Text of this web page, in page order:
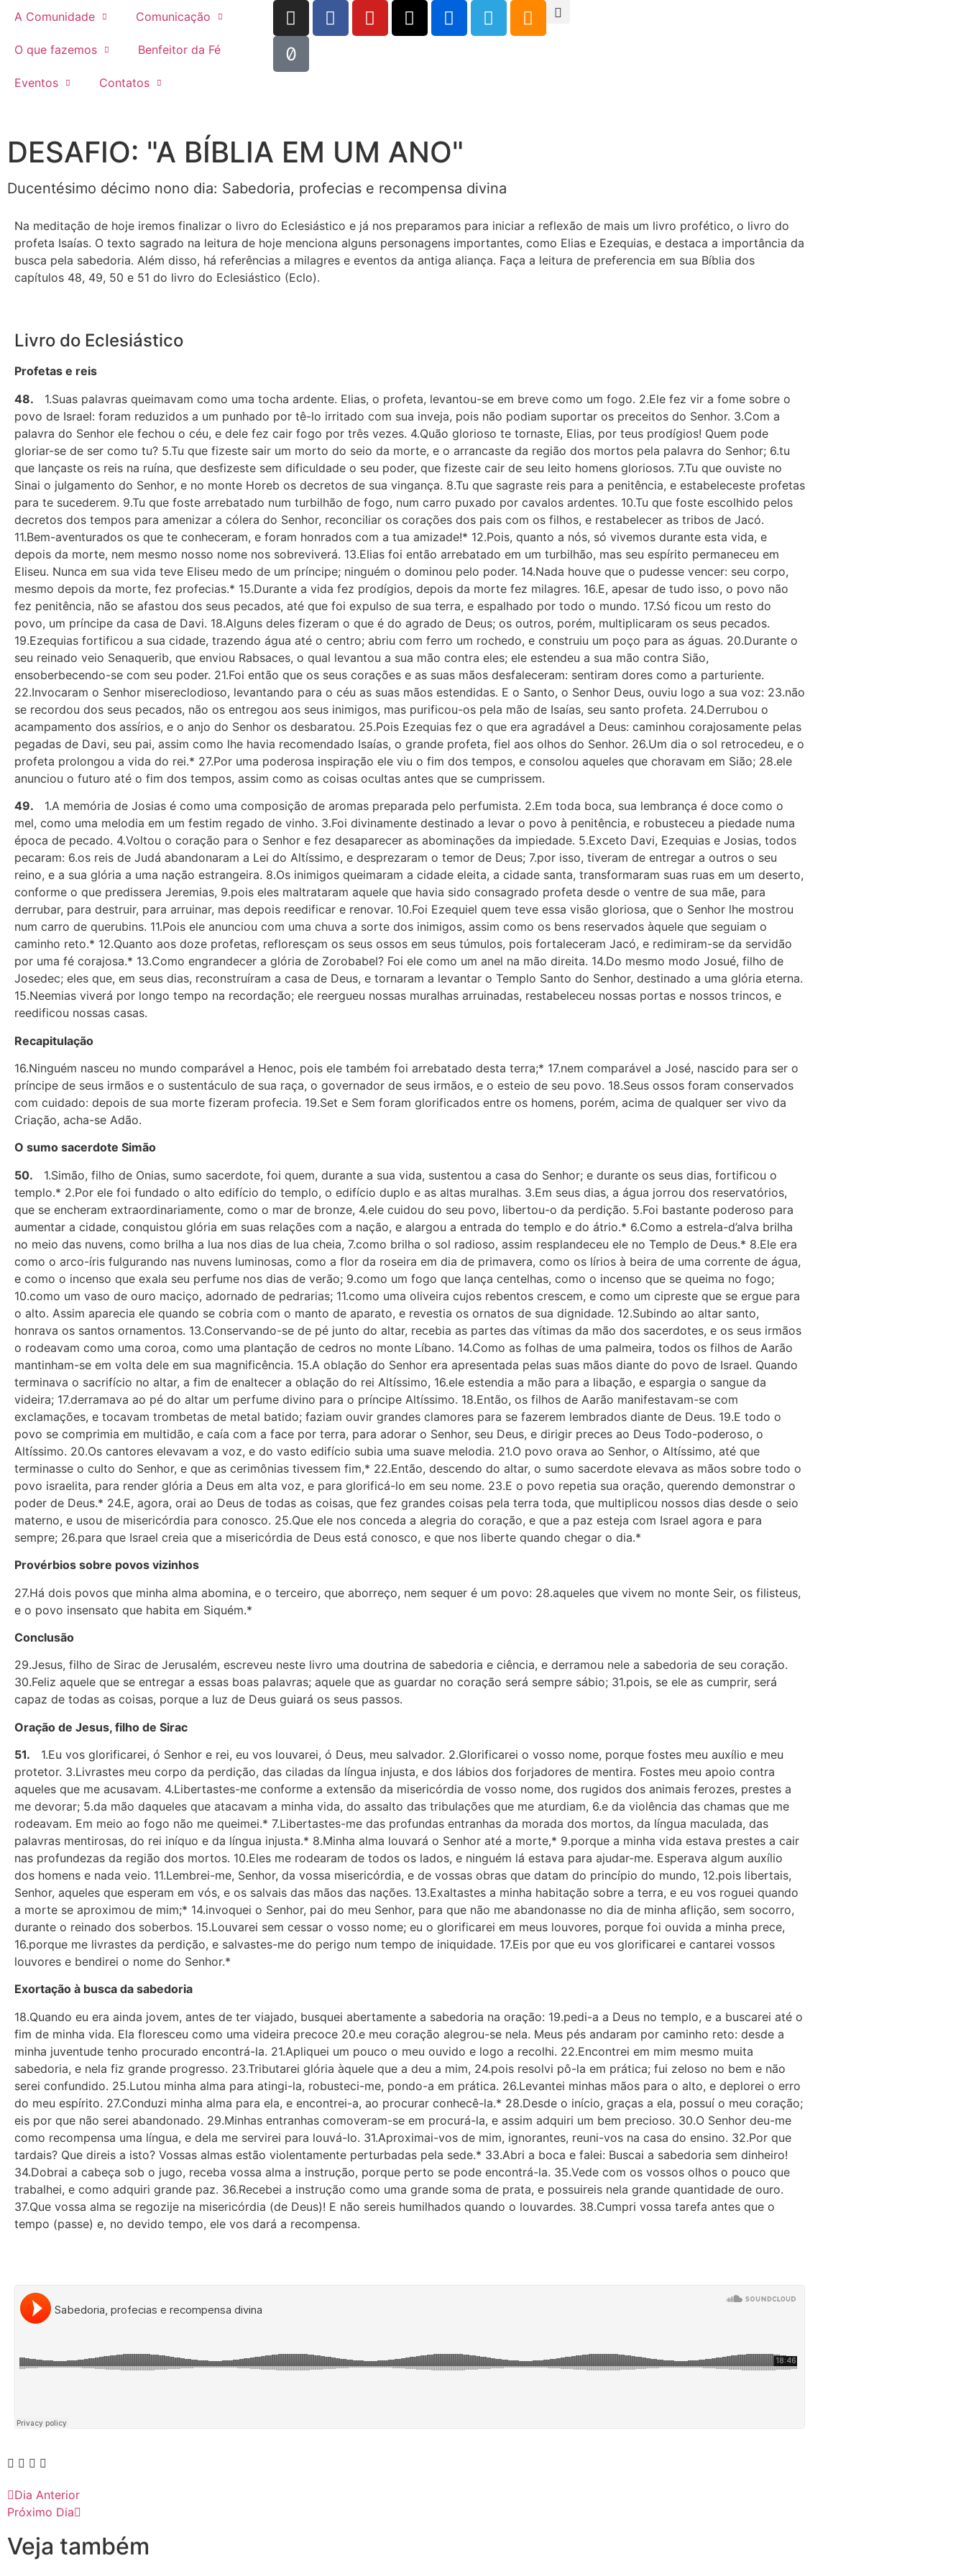
A Comunidade Comunicação
O que fazemos Benfeitor da Fé
Eventos Contatos
DESAFIO: "A BÍBLIA EM UM ANO"
Ducentésimo décimo nono dia: Sabedoria, profecias e recompensa divina
Na meditação de hoje iremos finalizar o livro do Eclesiástico e já nos preparamos para iniciar a reflexão de mais um livro profético, o livro do
profeta Isaías. O texto sagrado na leitura de hoje menciona alguns personagens importantes, como Elias e Ezequias, e destaca a importância da
busca pela sabedoria. Além disso, há referências a milagres e eventos da antiga aliança. Faça a leitura de preferencia em sua Bíblia dos
capítulos 48, 49, 50 e 51 do livro do Eclesiástico (Eclo).
Livro do Eclesiástico
Profetas e reis
48. 1.Suas palavras queimavam como uma tocha ardente. Elias, o profeta, levantou-se em breve como um fogo. 2.Ele fez vir a fome sobre o
povo de Israel: foram reduzidos a um punhado por tê-lo irritado com sua inveja, pois não podiam suportar os preceitos do Senhor. 3.Com a
palavra do Senhor ele fechou o céu, e dele fez cair fogo por três vezes. 4.Quão glorioso te tornaste, Elias, por teus prodígios! Quem pode
gloriar-se de ser como tu? 5.Tu que fizeste sair um morto do seio da morte, e o arrancaste da região dos mortos pela palavra do Senhor; 6.tu
que lançaste os reis na ruína, que desfizeste sem dificuldade o seu poder, que fizeste cair de seu leito homens gloriosos. 7.Tu que ouviste no
Sinai o julgamento do Senhor, e no monte Horeb os decretos de sua vingança. 8.Tu que sagraste reis para a penitência, e estabeleceste profetas
para te sucederem. 9.Tu que foste arrebatado num turbilhão de fogo, num carro puxado por cavalos ardentes. 10.Tu que foste escolhido pelos
decretos dos tempos para amenizar a cólera do Senhor, reconciliar os corações dos pais com os filhos, e restabelecer as tribos de Jacó.
11.Bem-aventurados os que te conheceram, e foram honrados com a tua amizade!* 12.Pois, quanto a nós, só vivemos durante esta vida, e
depois da morte, nem mesmo nosso nome nos sobreviverá. 13.Elias foi então arrebatado em um turbilhão, mas seu espírito permaneceu em
Eliseu. Nunca em sua vida teve Eliseu medo de um príncipe; ninguém o dominou pelo poder. 14.Nada houve que o pudesse vencer: seu corpo,
mesmo depois da morte, fez profecias.* 15.Durante a vida fez prodígios, depois da morte fez milagres. 16.E, apesar de tudo isso, o povo não
fez penitência, não se afastou dos seus pecados, até que foi expulso de sua terra, e espalhado por todo o mundo. 17.Só ficou um resto do
povo, um príncipe da casa de Davi. 18.Alguns deles fizeram o que é do agrado de Deus; os outros, porém, multiplicaram os seus pecados.
19.Ezequias fortificou a sua cidade, trazendo água até o centro; abriu com ferro um rochedo, e construiu um poço para as águas. 20.Durante o
seu reinado veio Senaquerib, que enviou Rabsaces, o qual levantou a sua mão contra eles; ele estendeu a sua mão contra Sião,
ensoberbecendo-se com seu poder. 21.Foi então que os seus corações e as suas mãos desfaleceram: sentiram dores como a parturiente.
22.Invocaram o Senhor misereclodioso, levantando para o céu as suas mãos estendidas. E o Santo, o Senhor Deus, ouviu logo a sua voz: 23.não
se recordou dos seus pecados, não os entregou aos seus inimigos, mas purificou-os pela mão de Isaías, seu santo profeta. 24.Derrubou o
acampamento dos assírios, e o anjo do Senhor os desbaratou. 25.Pois Ezequias fez o que era agradável a Deus: caminhou corajosamente pelas
pegadas de Davi, seu pai, assim como lhe havia recomendado Isaías, o grande profeta, fiel aos olhos do Senhor. 26.Um dia o sol retrocedeu, e o
profeta prolongou a vida do rei.* 27.Por uma poderosa inspiração ele viu o fim dos tempos, e consolou aqueles que choravam em Sião; 28.ele
anunciou o futuro até o fim dos tempos, assim como as coisas ocultas antes que se cumprissem.
49. 1.A memória de Josias é como uma composição de aromas preparada pelo perfumista. 2.Em toda boca, sua lembrança é doce como o
mel, como uma melodia em um festim regado de vinho. 3.Foi divinamente destinado a levar o povo à penitência, e robusteceu a piedade numa
época de pecado. 4.Voltou o coração para o Senhor e fez desaparecer as abominações da impiedade. 5.Exceto Davi, Ezequias e Josias, todos
pecaram: 6.os reis de Judá abandonaram a Lei do Altíssimo, e desprezaram o temor de Deus; 7.por isso, tiveram de entregar a outros o seu
reino, e a sua glória a uma nação estrangeira. 8.Os inimigos queimaram a cidade eleita, a cidade santa, transformaram suas ruas em um deserto,
conforme o que predissera Jeremias, 9.pois eles maltrataram aquele que havia sido consagrado profeta desde o ventre de sua mãe, para
derrubar, para destruir, para arruinar, mas depois reedificar e renovar. 10.Foi Ezequiel quem teve essa visão gloriosa, que o Senhor lhe mostrou
num carro de querubins. 11.Pois ele anunciou com uma chuva a sorte dos inimigos, assim como os bens reservados àquele que seguiam o
caminho reto.* 12.Quanto aos doze profetas, refloresçam os seus ossos em seus túmulos, pois fortaleceram Jacó, e redimiram-se da servidão
por uma fé corajosa.* 13.Como engrandecer a glória de Zorobabel? Foi ele como um anel na mão direita. 14.Do mesmo modo Josué, filho de
Josedec; eles que, em seus dias, reconstruíram a casa de Deus, e tornaram a levantar o Templo Santo do Senhor, destinado a uma glória eterna.
15.Neemias viverá por longo tempo na recordação; ele reergueu nossas muralhas arruinadas, restabeleceu nossas portas e nossos trincos, e
reedificou nossas casas.
Recapitulação
16.Ninguém nasceu no mundo comparável a Henoc, pois ele também foi arrebatado desta terra;* 17.nem comparável a José, nascido para ser o
príncipe de seus irmãos e o sustentáculo de sua raça, o governador de seus irmãos, e o esteio de seu povo. 18.Seus ossos foram conservados
com cuidado: depois de sua morte fizeram profecia. 19.Set e Sem foram glorificados entre os homens, porém, acima de qualquer ser vivo da
Criação, acha-se Adão.
O sumo sacerdote Simão
50. 1.Simão, filho de Onias, sumo sacerdote, foi quem, durante a sua vida, sustentou a casa do Senhor; e durante os seus dias, fortificou o
templo.* 2.Por ele foi fundado o alto edifício do templo, o edifício duplo e as altas muralhas. 3.Em seus dias, a água jorrou dos reservatórios,
que se encheram extraordinariamente, como o mar de bronze, 4.ele cuidou do seu povo, libertou-o da perdição. 5.Foi bastante poderoso para
aumentar a cidade, conquistou glória em suas relações com a nação, e alargou a entrada do templo e do átrio.* 6.Como a estrela-d’alva brilha
no meio das nuvens, como brilha a lua nos dias de lua cheia, 7.como brilha o sol radioso, assim resplandeceu ele no Templo de Deus.* 8.Ele era
como o arco-íris fulgurando nas nuvens luminosas, como a flor da roseira em dia de primavera, como os lírios à beira de uma corrente de água,
e como o incenso que exala seu perfume nos dias de verão; 9.como um fogo que lança centelhas, como o incenso que se queima no fogo;
10.como um vaso de ouro maciço, adornado de pedrarias; 11.como uma oliveira cujos rebentos crescem, e como um cipreste que se ergue para
o alto. Assim aparecia ele quando se cobria com o manto de aparato, e revestia os ornatos de sua dignidade. 12.Subindo ao altar santo,
honrava os santos ornamentos. 13.Conservando-se de pé junto do altar, recebia as partes das vítimas da mão dos sacerdotes, e os seus irmãos
o rodeavam como uma coroa, como uma plantação de cedros no monte Líbano. 14.Como as folhas de uma palmeira, todos os filhos de Aarão
mantinham-se em volta dele em sua magnificência. 15.A oblação do Senhor era apresentada pelas suas mãos diante do povo de Israel. Quando
terminava o sacrifício no altar, a fim de enaltecer a oblação do rei Altíssimo, 16.ele estendia a mão para a libação, e espargia o sangue da
videira; 17.derramava ao pé do altar um perfume divino para o príncipe Altíssimo. 18.Então, os filhos de Aarão manifestavam-se com
exclamações, e tocavam trombetas de metal batido; faziam ouvir grandes clamores para se fazerem lembrados diante de Deus. 19.E todo o
povo se comprimia em multidão, e caía com a face por terra, para adorar o Senhor, seu Deus, e dirigir preces ao Deus Todo-poderoso, o
Altíssimo. 20.Os cantores elevavam a voz, e do vasto edifício subia uma suave melodia. 21.O povo orava ao Senhor, o Altíssimo, até que
terminasse o culto do Senhor, e que as cerimônias tivessem fim,* 22.Então, descendo do altar, o sumo sacerdote elevava as mãos sobre todo o
povo israelita, para render glória a Deus em alta voz, e para glorificá-lo em seu nome. 23.E o povo repetia sua oração, querendo demonstrar o
poder de Deus.* 24.E, agora, orai ao Deus de todas as coisas, que fez grandes coisas pela terra toda, que multiplicou nossos dias desde o seio
materno, e usou de misericórdia para conosco. 25.Que ele nos conceda a alegria do coração, e que a paz esteja com Israel agora e para
sempre; 26.para que Israel creia que a misericórdia de Deus está conosco, e que nos liberte quando chegar o dia.*
Provérbios sobre povos vizinhos
27.Há dois povos que minha alma abomina, e o terceiro, que aborreço, nem sequer é um povo: 28.aqueles que vivem no monte Seir, os filisteus,
e o povo insensato que habita em Siquém.*
Conclusão
29.Jesus, filho de Sirac de Jerusalém, escreveu neste livro uma doutrina de sabedoria e ciência, e derramou nele a sabedoria de seu coração.
30.Feliz aquele que se entregar a essas boas palavras; aquele que as guardar no coração será sempre sábio; 31.pois, se ele as cumprir, será
capaz de todas as coisas, porque a luz de Deus guiará os seus passos.
Oração de Jesus, filho de Sirac
51. 1.Eu vos glorificarei, ó Senhor e rei, eu vos louvarei, ó Deus, meu salvador. 2.Glorificarei o vosso nome, porque fostes meu auxílio e meu
protetor. 3.Livrastes meu corpo da perdição, das ciladas da língua injusta, e dos lábios dos forjadores de mentira. Fostes meu apoio contra
aqueles que me acusavam. 4.Libertastes-me conforme a extensão da misericórdia de vosso nome, dos rugidos dos animais ferozes, prestes a
me devorar; 5.da mão daqueles que atacavam a minha vida, do assalto das tribulações que me aturdiam, 6.e da violência das chamas que me
rodeavam. Em meio ao fogo não me queimei.* 7.Libertastes-me das profundas entranhas da morada dos mortos, da língua maculada, das
palavras mentirosas, do rei iníquo e da língua injusta.* 8.Minha alma louvará o Senhor até a morte,* 9.porque a minha vida estava prestes a cair
nas profundezas da região dos mortos. 10.Eles me rodearam de todos os lados, e ninguém lá estava para ajudar-me. Esperava algum auxílio
dos homens e nada veio. 11.Lembrei-me, Senhor, da vossa misericórdia, e de vossas obras que datam do princípio do mundo, 12.pois libertais,
Senhor, aqueles que esperam em vós, e os salvais das mãos das nações. 13.Exaltastes a minha habitação sobre a terra, e eu vos roguei quando
a morte se aproximou de mim;* 14.invoquei o Senhor, pai do meu Senhor, para que não me abandonasse no dia de minha aflição, sem socorro,
durante o reinado dos soberbos. 15.Louvarei sem cessar o vosso nome; eu o glorificarei em meus louvores, porque foi ouvida a minha prece,
16.porque me livrastes da perdição, e salvastes-me do perigo num tempo de iniquidade. 17.Eis por que eu vos glorificarei e cantarei vossos
louvores e bendirei o nome do Senhor.*
Exortação à busca da sabedoria
18.Quando eu era ainda jovem, antes de ter viajado, busquei abertamente a sabedoria na oração: 19.pedi-a a Deus no templo, e a buscarei até o
fim de minha vida. Ela floresceu como uma videira precoce 20.e meu coração alegrou-se nela. Meus pés andaram por caminho reto: desde a
minha juventude tenho procurado encontrá-la. 21.Apliquei um pouco o meu ouvido e logo a recolhi. 22.Encontrei em mim mesmo muita
sabedoria, e nela fiz grande progresso. 23.Tributarei glória àquele que a deu a mim, 24.pois resolvi pô-la em prática; fui zeloso no bem e não
serei confundido. 25.Lutou minha alma para atingi-la, robusteci-me, pondo-a em prática. 26.Levantei minhas mãos para o alto, e deplorei o erro
do meu espírito. 27.Conduzi minha alma para ela, e encontrei-a, ao procurar conhecê-la.* 28.Desde o início, graças a ela, possuí o meu coração;
eis por que não serei abandonado. 29.Minhas entranhas comoveram-se em procurá-la, e assim adquiri um bem precioso. 30.O Senhor deu-me
como recompensa uma língua, e dela me servirei para louvá-lo. 31.Aproximai-vos de mim, ignorantes, reuni-vos na casa do ensino. 32.Por que
tardais? Que direis a isto? Vossas almas estão violentamente perturbadas pela sede.* 33.Abri a boca e falei: Buscai a sabedoria sem dinheiro!
34.Dobrai a cabeça sob o jugo, receba vossa alma a instrução, porque perto se pode encontrá-la. 35.Vede com os vossos olhos o pouco que
trabalhei, e como adquiri grande paz. 36.Recebei a instrução como uma grande soma de prata, e possuireis nela grande quantidade de ouro.
37.Que vossa alma se regozije na misericórdia (de Deus)! E não sereis humilhados quando o louvardes. 38.Cumpri vossa tarefa antes que o
tempo (passe) e, no devido tempo, ele vos dará a recompensa.
Dia Anterior
Próximo Dia
Veja também